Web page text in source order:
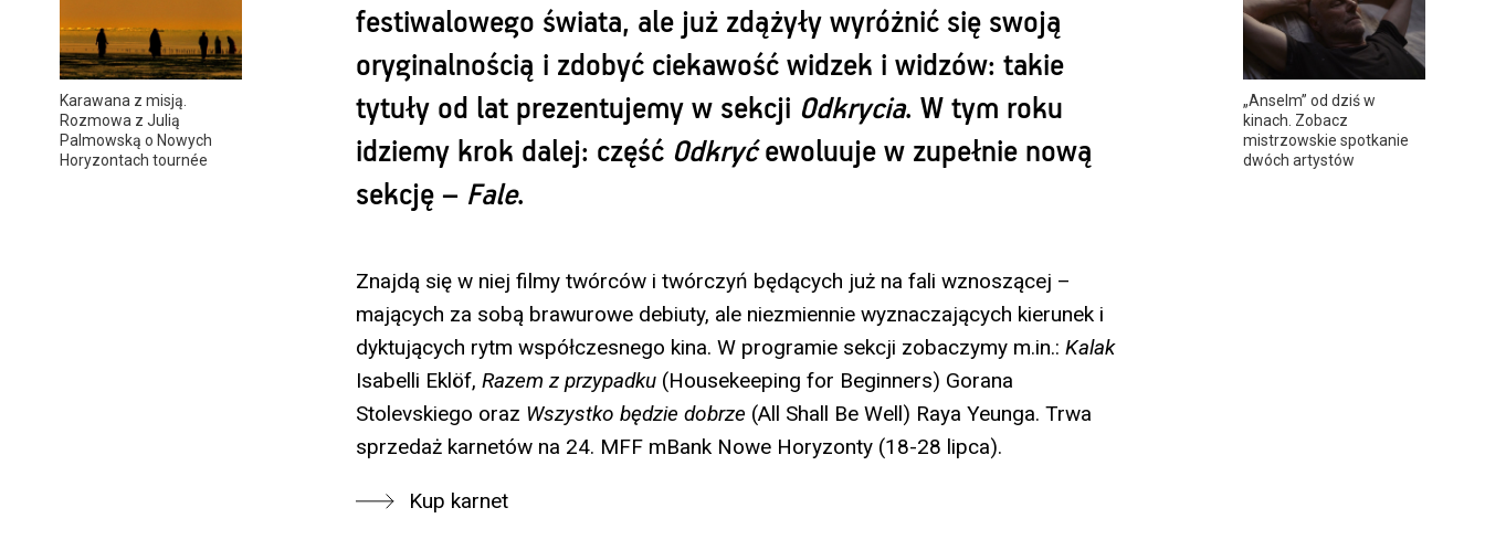
Karawana z misją.
Rozmowa z Julią
Palmowską o Nowych
Horyzontach tournée
„Anselm” od dziś w
kinach. Zobacz
mistrzowskie spotkanie
dwóch artystów
festiwalowego świata, ale już zdążyły wyróżnić się swoją
oryginalnością i zdobyć ciekawość widzek i widzów: takie
tytuły od lat prezentujemy w sekcji Odkrycia. W tym roku
idziemy krok dalej: część Odkryćewoluuje w zupełnie nową
sekcję – Fale.
Znajdą się w niej filmy twórców i twórczyń będących już na fali wznoszącej –
mających za sobą brawurowe debiuty, ale niezmiennie wyznaczających kierunek i
dyktujących rytm współczesnego kina. W programie sekcji zobaczymy m.in.: Kalak
Isabelli Eklöf, Razem z przypadku (Housekeeping for Beginners) Gorana
Stolevskiego oraz Wszystko będzie dobrze (All Shall Be Well) Raya Yeunga. Trwa
sprzedaż karnetów na 24. MFF mBank Nowe Horyzonty (18-28 lipca).
Kup karnet